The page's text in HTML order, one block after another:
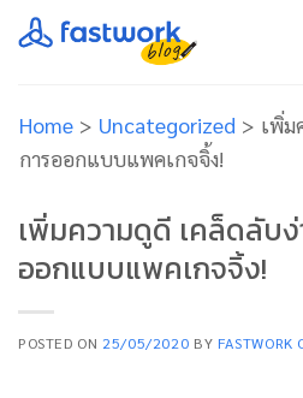
Skip
to
Home > Uncategorized > เพิ่ม
การออกแบบแพคเกจจิ้ง!
เพิ่มความดูดี เคล็ดลับ
ออกแบบแพคเกจจิ้ง!
POSTED ON 25/05/2020 BY FASTWORK